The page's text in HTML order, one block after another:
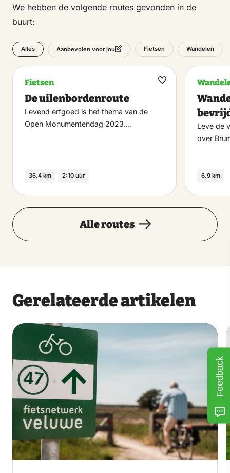
We hebben de volgende routes gevonden in de
buurt:
Alles Aanbevolen voor jou Fietsen Wandelen
Fietsen
De uilenbordenroute
Levend erfgoed is het thema van de
Open Monumentendag 2023.…
36.4 km 2:10 uur
Maak
Leve de
over
6.9 km
Alle routes
Gerelateerde artikelen
Feedback